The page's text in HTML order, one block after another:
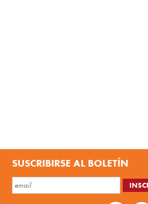
SUSCRIBIRSE AL BOLETÍN